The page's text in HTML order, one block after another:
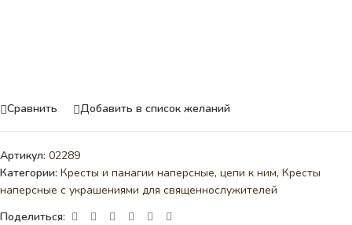
Сравнить Добавить в список желаний
Артикул: 02289
Категории: Кресты и панагии наперсные, цепи к ним, Кресты
наперсные с украшениями для священнослужителей
Поделиться: